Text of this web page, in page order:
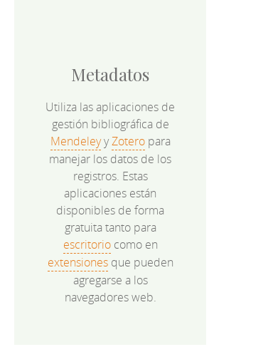
Metadatos
Utiliza las aplicaciones de
gestión bibliográfica de
MendeleyyZoteropara
manejar los datos de los
registros. Estas
aplicaciones están
disponibles de forma
gratuita tanto para
escritoriocomo en
extensionesque pueden
agregarse a los
navegadores web.